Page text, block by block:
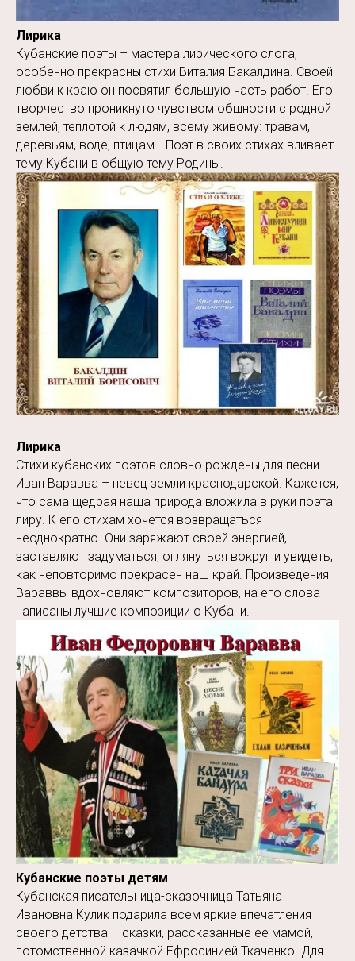
Лирика
Кубанские поэты – мастера лирического слога,
особенно прекрасны стихи Виталия Бакалдина. Своей
любви к краю он посвятил большую часть работ. Его
творчество проникнуто чувством общности с родной
землей, теплотой к людям, всему живому: травам,
деревьям, воде, птицам… Поэт в своих стихах вливает
тему Кубани в общую тему Родины.
Лирика
Стихи кубанских поэтов словно рождены для песни.
Иван Варавва – певец земли краснодарской. Кажется,
что сама щедрая наша природа вложила в руки поэта
лиру. К его стихам хочется возвращаться
неоднократно. Они заряжают своей энергией,
заставляют задуматься, оглянуться вокруг и увидеть,
как неповторимо прекрасен наш край. Произведения
Вараввы вдохновляют композиторов, на его слова
написаны лучшие композиции о Кубани.
Кубанские поэты детям
Кубанская писательница-сказочница Татьяна
Ивановна Кулик подарила всем яркие впечатления
своего детства – сказки, рассказанные ее мамой,
потомственной казачкой Ефросинией Ткаченко. Для